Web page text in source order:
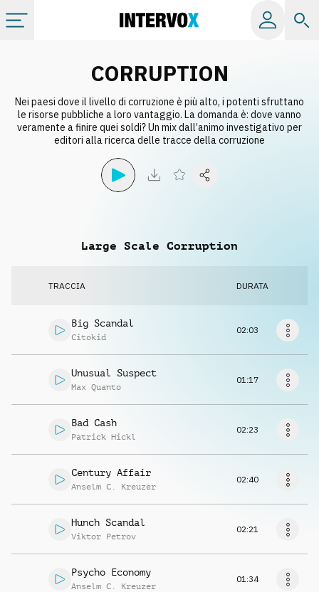
Album
Richiedi musica
CORRUPTION
Nei paesi dove il livello di corruzione è più alto, i potenti sfruttano
le risorse pubbliche a loro vantaggio. La domanda è: dove vanno
veramente a finire quei soldi? Un mix dall’animo investigativo per
editori alla ricerca delle tracce della corruzione
Large Scale Corruption
TRACCIA DURATA
Big Scandal
Citokid
02:03
Unusual Suspect
Max Quanto
01:17
Bad Cash
Patrick Hickl
02:23
Century Affair
Anselm C. Kreuzer
02:40
Hunch Scandal
Viktor Petrov
02:21
Psycho Economy
Anselm C. Kreuzer
01:34